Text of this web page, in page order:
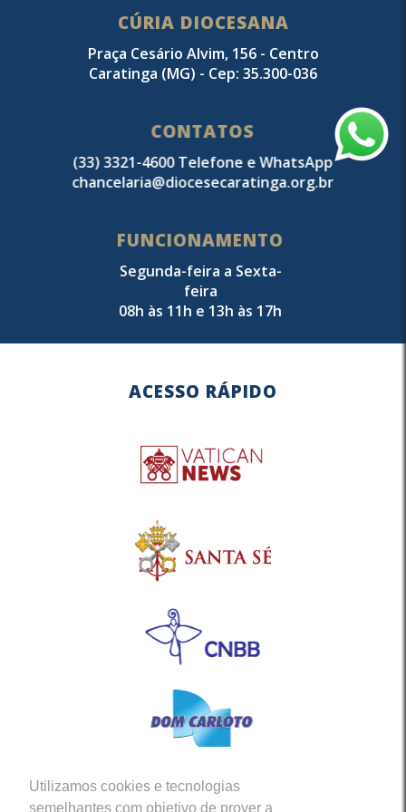
Utilizamos cookies e tecnologias
semelhantes com objetivo de prover a
CÚRIA DIOCESANA
Praça Cesário Alvim, 156 - Centro
Caratinga (MG) - Cep: 35.300-036
CONTATOS
(33) 3321-4600 Telefone e WhatsApp
chancelaria@diocesecaratinga.org.br
FUNCIONAMENTO
Segunda-feira a Sexta-
feira
08h às 11h e 13h às 17h
ACESSO RÁPIDO
Siga-nos em nossas Redes Sociais